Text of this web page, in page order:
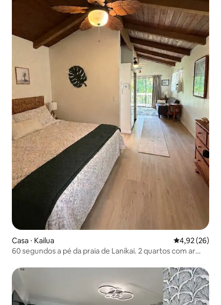
Casa ⋅ Kailua 4,92 de uma
4,92 (26)
60 segundos a pé da praia de Lanikai. 2 quartos com ar